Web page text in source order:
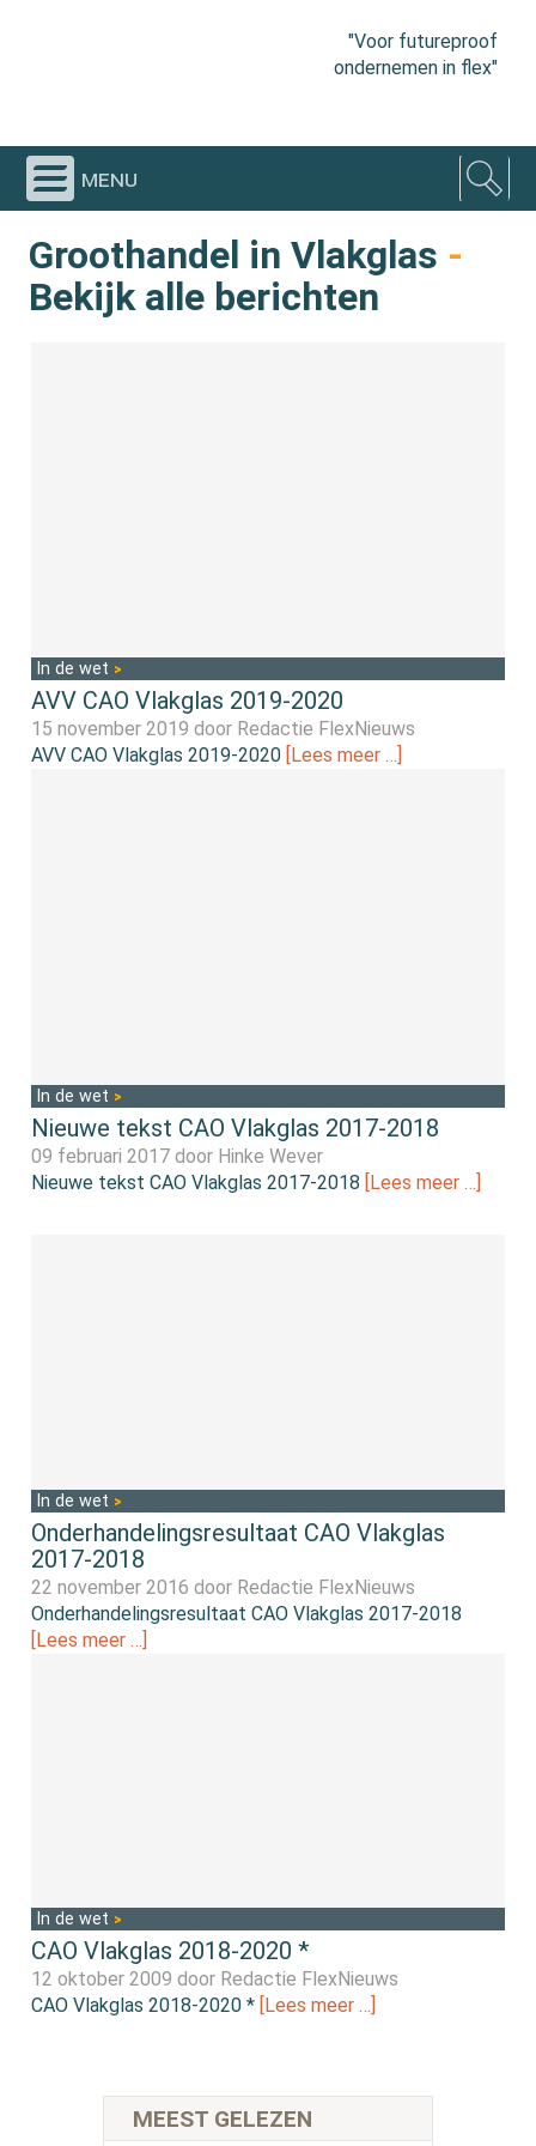
"Voor futureproof
ondernemen in flex"
menu
Groothandel in Vlakglas -
Bekijk alle berichten
In de wet
AVV CAO Vlakglas 2019-2020
15 november 2019 door Redactie FlexNieuws
AVV CAO Vlakglas 2019-2020 [Lees meer …]
In de wet
Nieuwe tekst CAO Vlakglas 2017-2018
09 februari 2017 door Hinke Wever
Nieuwe tekst CAO Vlakglas 2017-2018 [Lees meer …]
In de wet
Onderhandelingsresultaat CAO Vlakglas
2017-2018
22 november 2016 door Redactie FlexNieuws
Onderhandelingsresultaat CAO Vlakglas 2017-2018
[Lees meer …]
In de wet
CAO Vlakglas 2018-2020 *
12 oktober 2009 door Redactie FlexNieuws
CAO Vlakglas 2018-2020 * [Lees meer …]
MEEST GELEZEN